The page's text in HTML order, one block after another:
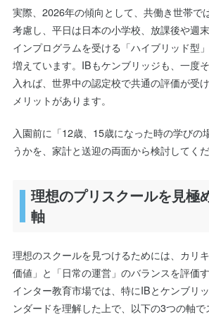
実際、2026年の傾向として、共働き世帯で
考慮し、平日は日本の小学校、放課後や週
インプログラムを受ける「ハイブリッド型
増えています。IBもケンブリッジも、一度
入れば、世界中の認定校で共通の評価が受
メリットがあります。
入園前に「12歳、15歳になった時の学びの
うかを、家計と送迎の両面から検討してくだ
理想のプリスクールを見極
軸
理想のスクールを見つけるためには、カリ
価値」と「日常の運営」のバランスを評価
インター教育市場では、特にIBとケンブリ
ンダードを理解した上で、以下の3つの軸